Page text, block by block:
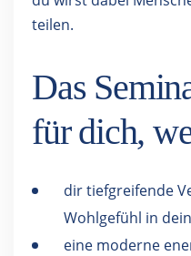
teilen.
Das
für dich,
dir tiefgreifende
Wohlgefühl in
eine moderne